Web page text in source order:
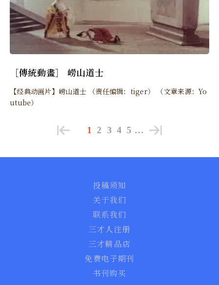
［傳統動畫］ 嶗山道士
【经典动画片】崂山道士 （责任编辑：tiger） （文章来源：Yo
utube）
1 2 3 4 5 …
投稿须知
关于我们
联系我们
三才人注册
三才精品店
免费电子期刊
书刊购买